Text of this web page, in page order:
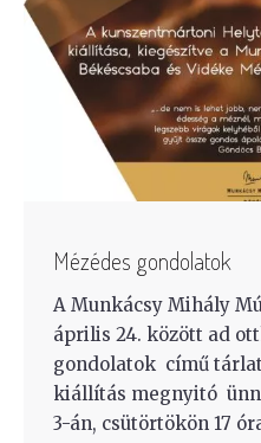
Mézédes gondolatok
A Munkácsy Mihály
április 24. között ad
gondolatok című
kiállítás megnyitó
3-án, csütörtökön 17